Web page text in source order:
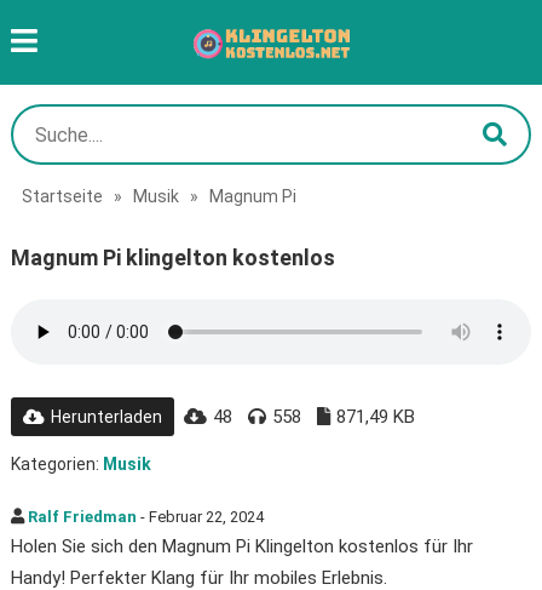
Startseite » Musik » Magnum Pi
Magnum Pi klingelton kostenlos
Herunterladen 48 558 871,49 KB
Kategorien: Musik
Ralf Friedman - Februar 22, 2024
Holen Sie sich den Magnum Pi Klingelton kostenlos für Ihr
Handy! Perfekter Klang für Ihr mobiles Erlebnis.